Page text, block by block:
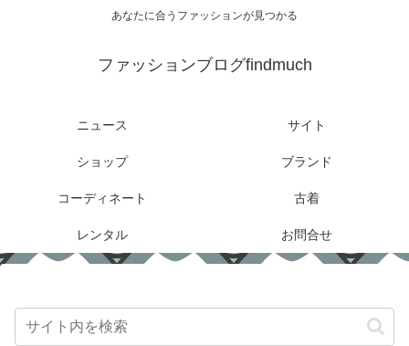
あなたに合うファッションが見つかる
ファッションブログfindmuch
ニュース サイト
ショップ ブランド
コーディネート 古着
レンタル お問合せ